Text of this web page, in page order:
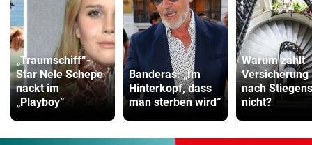
„Traumschiff“-
Star Nele Schepe
nackt im
„Playboy“
Banderas: „Im
Hinterkopf, dass
man sterben wird“
Warum zahlt
Versicherung
nach
nicht?